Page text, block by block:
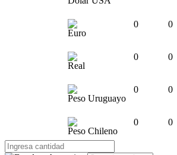
Euro
0 0
Real
0 0
Peso Uruguayo
0 0
Peso Chileno
0 0